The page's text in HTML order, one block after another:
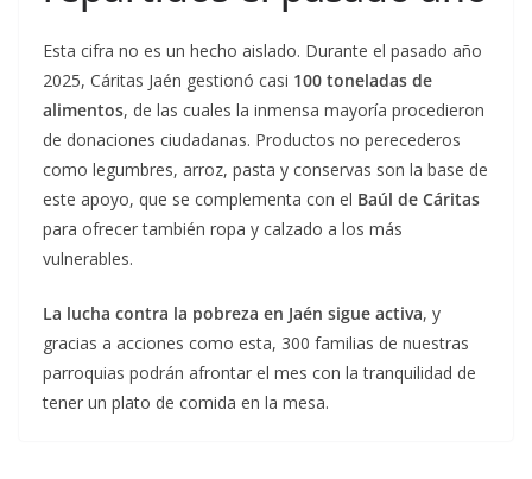
Esta cifra no es un hecho aislado. Durante el pasado año
2025, Cáritas Jaén gestionó casi 100 toneladas de
alimentos, de las cuales la inmensa mayoría procedieron
de donaciones ciudadanas. Productos no perecederos
como legumbres, arroz, pasta y conservas son la base de
este apoyo, que se complementa con el Baúl de Cáritas
para ofrecer también ropa y calzado a los más
vulnerables.
La lucha contra la pobreza en Jaén sigue activa, y
gracias a acciones como esta, 300 familias de nuestras
parroquias podrán afrontar el mes con la tranquilidad de
tener un plato de comida en la mesa.